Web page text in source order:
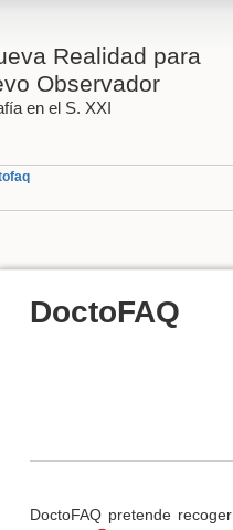
Realidad para
Observador
en el S. XXI
DoctoFAQ
DoctoFAQ pretende recoger